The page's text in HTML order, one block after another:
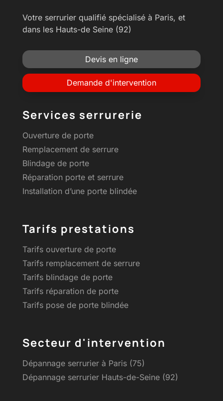
Votre serrurier qualifié spécialisé à Paris, et
dans les Hauts-de Seine (92)
Devis en ligne
Demande d'intervention
Services serrurerie
Ouverture de porte
Remplacement de serrure
Blindage de porte
Réparation porte et serrure
Installation d’une porte blindée
Tarifs prestations
Tarifs ouverture de porte
Tarifs remplacement de serrure
Tarifs blindage de porte
Tarifs réparation de porte
Tarifs pose de porte blindée
Secteur d'intervention
Dépannage serrurier à Paris (75)
Dépannage serrurier Hauts-de-Seine (92)